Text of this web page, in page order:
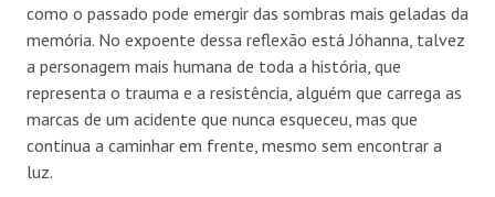
como o passado pode emergir das sombras mais geladas da
memória. No expoente dessa reflexão está Jóhanna, talvez
a personagem mais humana de toda a história, que
representa o trauma e a resistência, alguém que carrega as
marcas de um acidente que nunca esqueceu, mas que
continua a caminhar em frente, mesmo sem encontrar a
luz.